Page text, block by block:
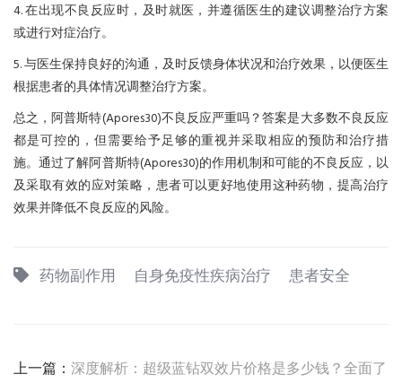
4. 在出现不良反应时，及时就医，并遵循医生的建议调整治疗方案
或进行对症治疗。
5. 与医生保持良好的沟通，及时反馈身体状况和治疗效果，以便医生
根据患者的具体情况调整治疗方案。
总之，阿普斯特(Apores30)不良反应严重吗？答案是大多数不良反应
都是可控的，但需要给予足够的重视并采取相应的预防和治疗措
施。通过了解阿普斯特(Apores30)的作用机制和可能的不良反应，以
及采取有效的应对策略，患者可以更好地使用这种药物，提高治疗
效果并降低不良反应的风险。
药物副作用 自身免疫性疾病治疗 患者安全
上一篇： 深度解析：超级蓝钻双效片价格是多少钱？全面了